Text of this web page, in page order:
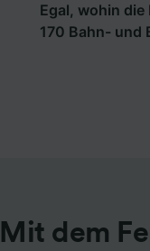
Egal, wohin die
170 Bahn- und
Mit dem